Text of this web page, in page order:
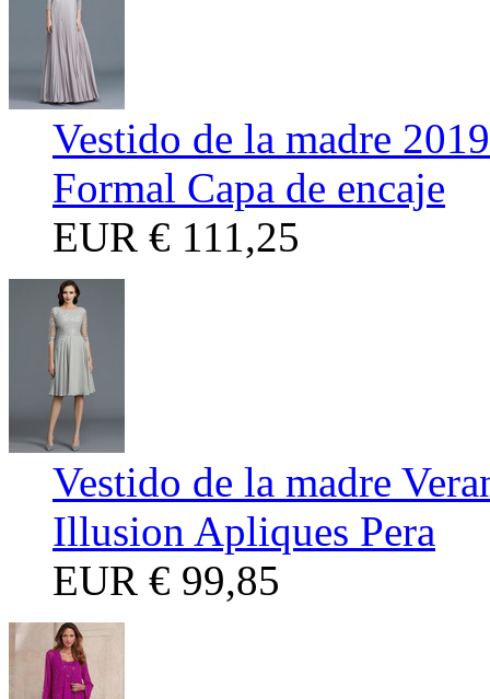
Vestido de la madre
Formal Capa de encaje
EUR € 111,25
Vestido de la madre
Illusion Apliques Pera
EUR € 99,85